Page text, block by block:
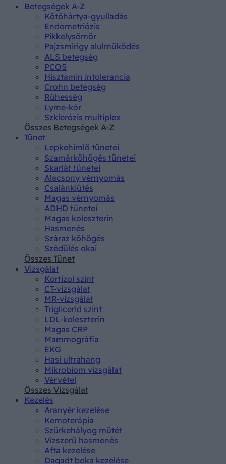
Betegségek A-Z
Kötőhártya-gyulladás
Endometriózis
Pikkelysömör
Pajzsmirigy alulműködés
ALS betegség
PCOS
Hisztamin intolerancia
Crohn betegség
Rühesség
Lyme-kór
Szklerózis multiplex
Összes Betegségek A-Z
Tünet
Lepkehimlő tünetei
Szamárköhögés tünetei
Skarlát tünetei
Alacsony vérnyomás
Csalánkiütés
Magas vérnyomás
ADHD tünetei
Magas koleszterin
Hasmenés
Száraz köhögés
Szédülés okai
Összes Tünet
Vizsgálat
Kortizol szint
CT-vizsgálat
MR-vizsgálat
Triglicerid szint
LDL-koleszterin
Magas CRP
Mammográfia
EKG
Hasi ultrahang
Mikrobiom vizsgálat
Vérvétel
Összes Vizsgálat
Kezelés
Aranyér kezelése
Kemoterápia
Szürkehályog műtét
Vízszerű hasmenés
Afta kezelése
Dagadt boka kezelése